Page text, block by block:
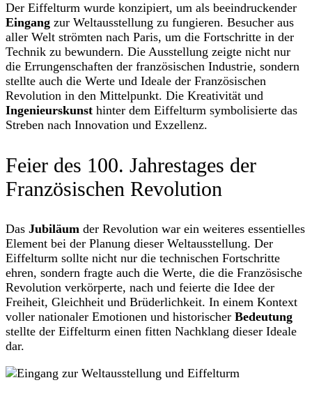
Der Eiffelturm wurde konzipiert, um als beeindruckender
Eingang zur Weltausstellung zu fungieren. Besucher aus
aller Welt strömten nach Paris, um die Fortschritte in der
Technik zu bewundern. Die Ausstellung zeigte nicht nur
die Errungenschaften der französischen Industrie, sondern
stellte auch die Werte und Ideale der Französischen
Revolution in den Mittelpunkt. Die Kreativität und
Ingenieurskunst hinter dem Eiffelturm symbolisierte das
Streben nach Innovation und Exzellenz.
Feier des 100. Jahrestages der
Französischen Revolution
Das Jubiläum der Revolution war ein weiteres essentielles
Element bei der Planung dieser Weltausstellung. Der
Eiffelturm sollte nicht nur die technischen Fortschritte
ehren, sondern fragte auch die Werte, die die Französische
Revolution verkörperte, nach und feierte die Idee der
Freiheit, Gleichheit und Brüderlichkeit. In einem Kontext
voller nationaler Emotionen und historischer Bedeutung
stellte der Eiffelturm einen fitten Nachklang dieser Ideale
dar.